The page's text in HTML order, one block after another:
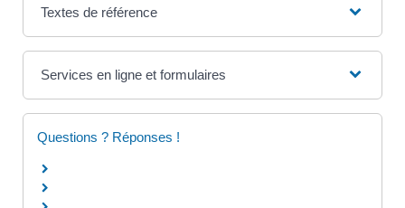
Textes de référence
Services en ligne et formulaires
Questions ? Réponses !